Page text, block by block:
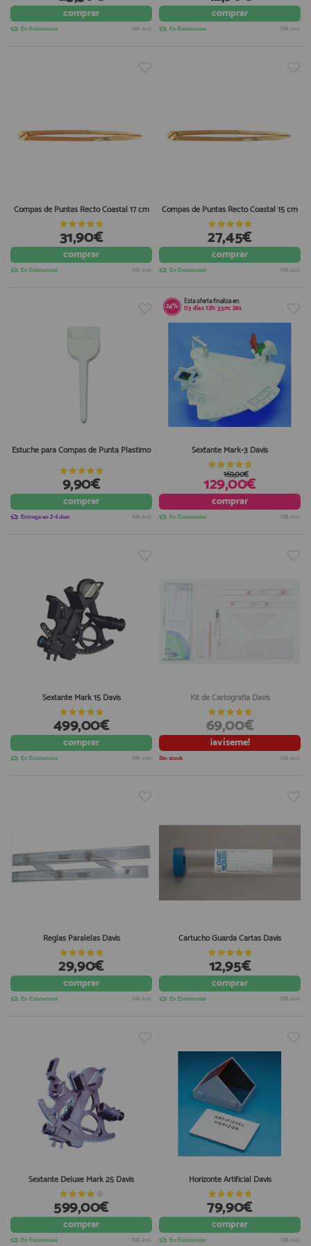
AFILIADOS
910 60 71 03
info@francobordo.com
registro profesional
comprar
En Existencias IVA incl.
comprar
En Existencias IVA incl.
Compas de Puntas Recto Coastal 17 cm
31,90€
comprar
En Existencias IVA incl.
Compas de Puntas Recto Coastal 15 cm
27,45€
comprar
En Existencias IVA incl.
Estuche para Compas de Punta Plastimo
9,90€
comprar
Entrega en 2-4 días IVA incl.
24% Esta oferta finaliza en:
03días12h:33m:27s
Sextante Mark-3 Davis
129,00€
169,00€
comprar
En Existencias IVA incl.
Sextante Mark 15 Davis
499,00€
comprar
En Existencias IVA incl.
Kit de Cartografia Davis
69,00€
¡avíseme!
Sin stock IVA incl.
Reglas Paralelas Davis
29,90€
comprar
En Existencias IVA incl.
Cartucho Guarda Cartas Davis
12,95€
comprar
En Existencias IVA incl.
Sextante Deluxe Mark 25 Davis
599,00€
comprar
En Existencias IVA incl.
Horizonte Artificial Davis
79,90€
comprar
En Existencias IVA incl.